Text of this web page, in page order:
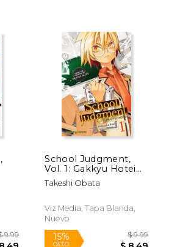
15%
dcto.
School Judgment,
Vol. 1: Gakkyu Hotei
(en Inglés)
Takeshi Obata
Viz Media, Tapa Blanda,
Nuevo